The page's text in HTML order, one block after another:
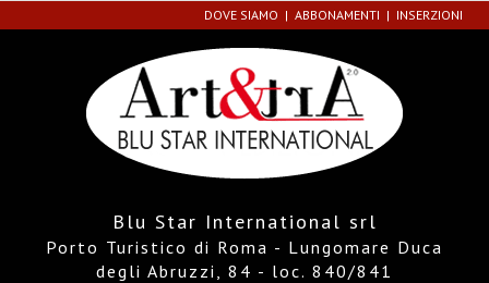
DOVE SIAMO ABBONAMENTI INSERZIONI
Blu Star International srl
Porto Turistico di Roma - Lungomare Duca
degli Abruzzi, 84 - loc. 840/841